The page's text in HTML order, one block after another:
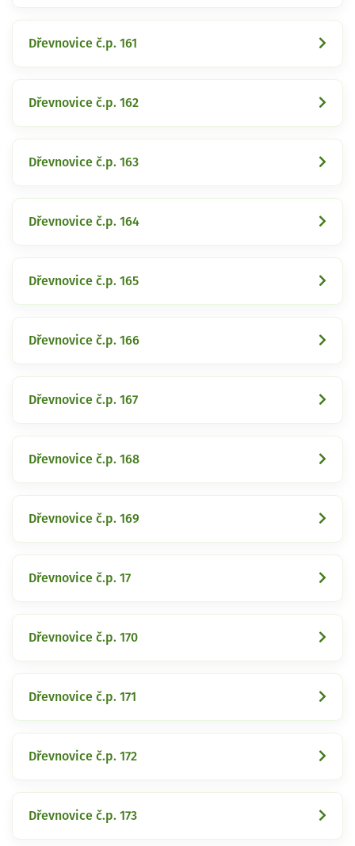
Dřevnovice č.p. 161
Dřevnovice č.p. 162
Dřevnovice č.p. 163
Dřevnovice č.p. 164
Dřevnovice č.p. 165
Dřevnovice č.p. 166
Dřevnovice č.p. 167
Dřevnovice č.p. 168
Dřevnovice č.p. 169
Dřevnovice č.p. 17
Dřevnovice č.p. 170
Dřevnovice č.p. 171
Dřevnovice č.p. 172
Dřevnovice č.p. 173